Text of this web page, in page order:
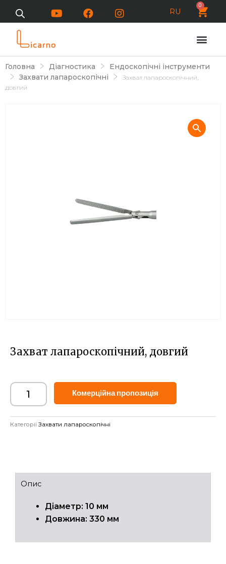
RU
0
Головна Діагностика
Ендоскопічні інструменти
Захвати лапароскопічні
Захват лапароскопічний,
довгий
Захват лапароскопічний, довгий
Комерційна пропозиція
Категорії Захвати лапароскопічні
Опис
Діаметр: 10 мм
Довжина: 330 мм